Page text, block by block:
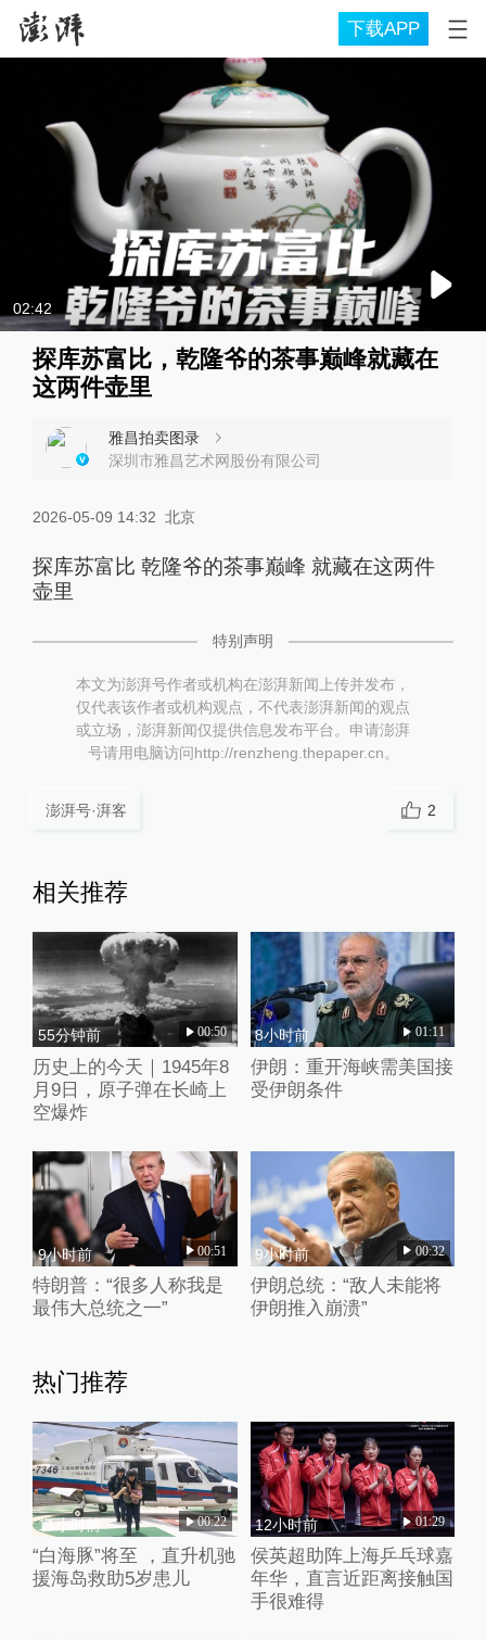
下载APP
02:42
探库苏富比，乾隆爷的茶事巅峰就藏在
这两件壶里
雅昌拍卖图录
深圳市雅昌艺术网股份有限公司
2026-05-09 14:32 北京
探库苏富比 乾隆爷的茶事巅峰 就藏在这两件
壶里
特别声明
本文为澎湃号作者或机构在澎湃新闻上传并发布，
仅代表该作者或机构观点，不代表澎湃新闻的观点
或立场，澎湃新闻仅提供信息发布平台。申请澎湃
号请用电脑访问http://renzheng.thepaper.cn。
澎湃号·湃客 2
相关推荐
55分钟前 00:50
历史上的今天｜1945年8
月9日，原子弹在长崎上
空爆炸
8小时前 01:11
伊朗：重开海峡需美国接
受伊朗条件
9小时前 00:51
特朗普：“很多人称我是
最伟大总统之一”
9小时前 00:32
伊朗总统：“敌人未能将
伊朗推入崩溃”
热门推荐
11小时前 00:22
“白海豚”将至 ，直升机驰
援海岛救助5岁患儿
12小时前 01:29
侯英超助阵上海乒乓球嘉
年华，直言近距离接触国
手很难得